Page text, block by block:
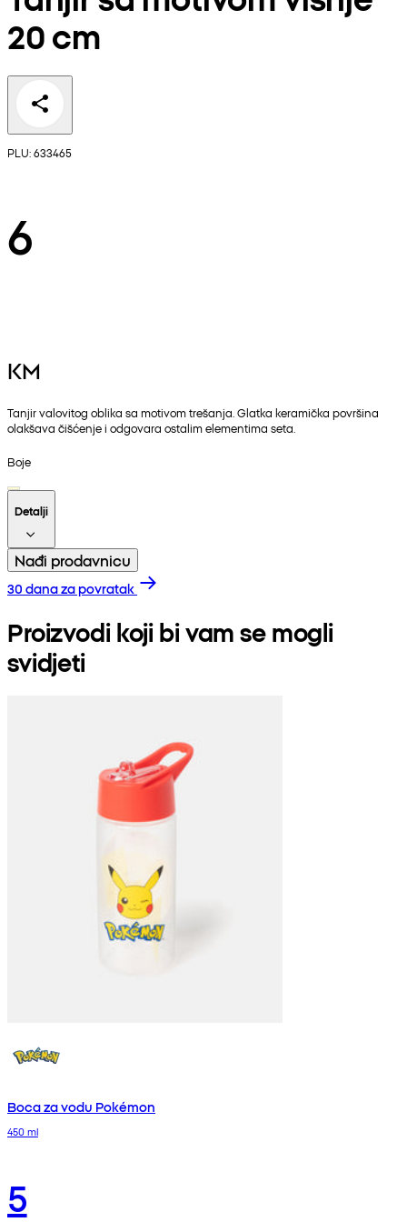
20 cm
PLU: 633465
6
KM
Tanjir valovitog oblika sa motivom trešanja. Glatka keramička površina
olakšava čišćenje i odgovara ostalim elementima seta.
Boje
Detalji
Nađi prodavnicu
30 dana za povratak
Proizvodi koji bi vam se mogli
svidjeti
Boca za vodu Pokémon
450 ml
5